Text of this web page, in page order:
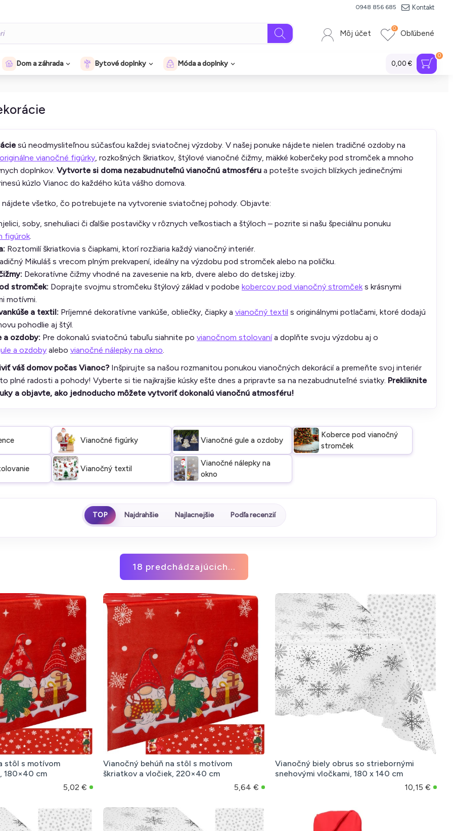
0948 856 685 Kontakt
Môj účet Obľúbené
0
Dom a záhrada Bytové doplnky Móda a doplnky 0,00 €
0
sú neodmysliteľnou súčasťou každej sviatočnej výzdoby. V našej ponuke nájdete nielen tradičné ozdoby na
originálne vianočné figúrky, rozkošných škriatkov, štýlové vianočné čižmy, mäkké koberčeky pod stromček a mnoho
doplnkov. Vytvorte si doma nezabudnuteľnú vianočnú atmosféru a potešte svojich blízkych jedinečnými
kúzlo Vianoc do každého kúta vášho domova.
všetko, čo potrebujete na vytvorenie sviatočnej pohody. Objavte:
soby, snehuliaci či ďalšie postavičky v rôznych veľkostiach a štýloch – pozrite si našu špeciálnu ponuku
figúrok.
Roztomilí škriatkovia s čiapkami, ktorí rozžiaria každý vianočný interiér.
Mikuláš s vrecom plným prekvapení, ideálny na výzdobu pod stromček alebo na poličku.
Dekoratívne čižmy vhodné na zavesenie na krb, dvere alebo do detskej izby.
stromček: Doprajte svojmu stromčeku štýlový základ v podobe kobercov pod vianočný stromček s krásnymi
motívmi.
a textil: Príjemné dekoratívne vankúše, obliečky, čiapky a vianočný textil s originálnymi potlačami, ktoré dodajú
pohodlie aj štýl.
a ozdoby: Pre dokonalú sviatočnú tabuľu siahnite po vianočnom stolovanía doplňte svoju výzdobu aj o
a ozdoby alebo vianočné nálepky na okno.
váš domov počas Vianoc?Inšpirujte sa našou rozmanitou ponukou vianočných dekorácií a premeňte svoj interiér
plné radosti a pohody! Vyberte si tie najkrajšie kúsky ešte dnes a pripravte sa na nezabudnuteľné sviatky. Prekliknite
a objavte, ako jednoducho môžete vytvoriť dokonalú vianočnú atmosféru!
Vianočné figúrky Vianočné gule a ozdoby
Koberce pod vianočný
stromček
Vianočný textil
Vianočné nálepky na
okno
TOP Najdrahšie Najlacnejšie Podľa recenzií
18 predchádzajúcich...
stôl s motívom
180×40 cm
5,02 €
Vianočný behúň na stôl s motívom
škriatkov a vločiek, 220×40 cm
5,64 €
Vianočný biely obrus so striebornými
snehovými vločkami, 180 x 140 cm
10,15 €